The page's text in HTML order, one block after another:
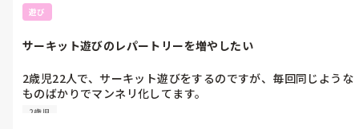
了承や意図を聞いていなくて、どうしてもフォローしたい場合は、そ
の怖い先生がいない場所でした方がいいと思います。例えば、トイレ
遊び
サーキット遊びのレパートリーを増やしたい
2歳児22人で、サーキット遊びをするのですが、毎回同じような
ものばかりでマンネリ化してます。
何か、アイデアがあれば教えてほしいです！
2歳児